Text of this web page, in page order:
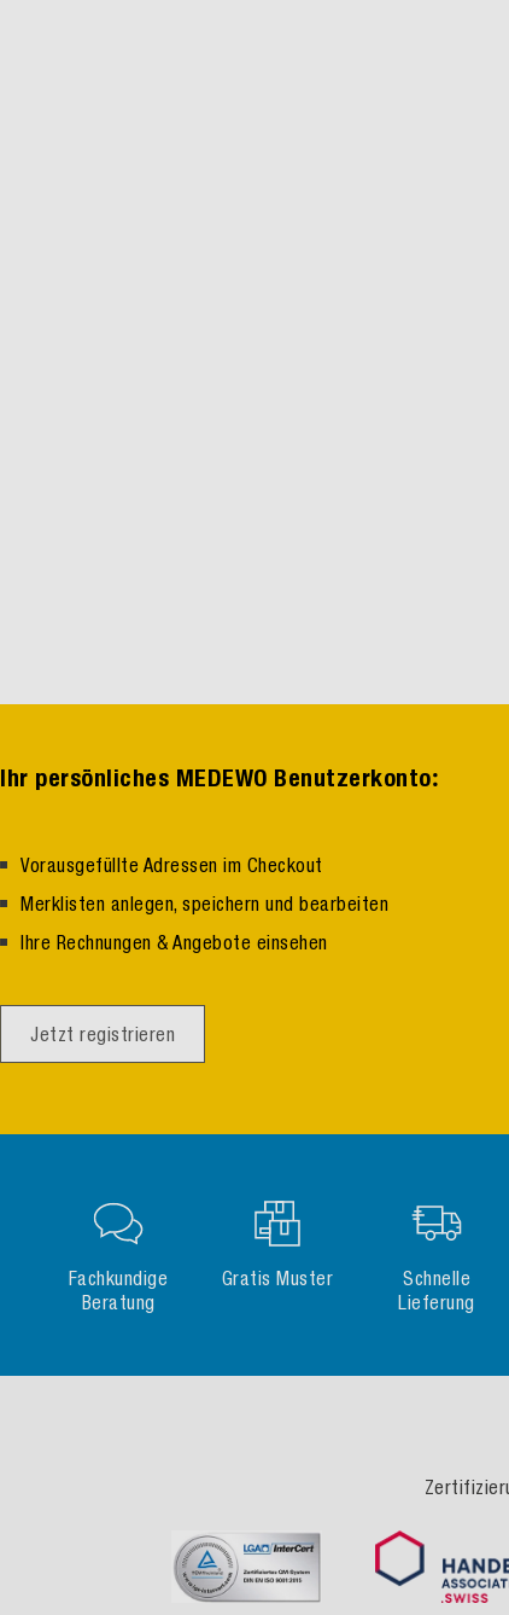
Ihr persönliches MEDEWO Benutzerkonto:
Vorausgefüllte Adressen im Checkout
Merklisten anlegen, speichern und bearbeiten
Ihre Rechnungen & Angebote einsehen
Jetzt registrieren
Fachkundige
Beratung
Gratis Muster
Schnelle
Lieferung